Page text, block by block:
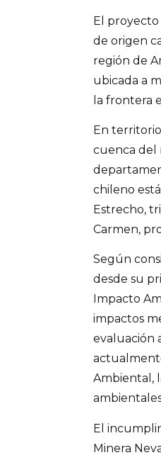
El proyecto
de origen
región de
ubicada a
la frontera
En
cuenca del
chileno
Estrecho,
Carmen,
Según
desde su
Impacto
impactos
evaluación
Ambiental,
El
Minera